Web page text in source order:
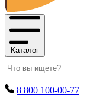
Каталог
8 800 100-00-77